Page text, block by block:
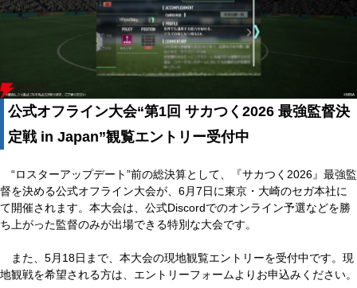
公式オフライン大会“第1回 サカつく2026 最強監督決
定戦 in Japan”観覧エントリー受付中
“ロスターアップデート”前の総決算として、『サカつく2026』最強監
督を決める公式オフライン大会が、6月7日に東京・大崎のセガ本社に
て開催されます。本大会は、公式Discordでのオンライン予選などを勝
ち上がった監督のみが出場できる特別な大会です。
また、5月18日まで、本大会の現地観覧エントリーを受付中です。現
地観戦を希望される方は、エントリーフォームよりお申込みください。